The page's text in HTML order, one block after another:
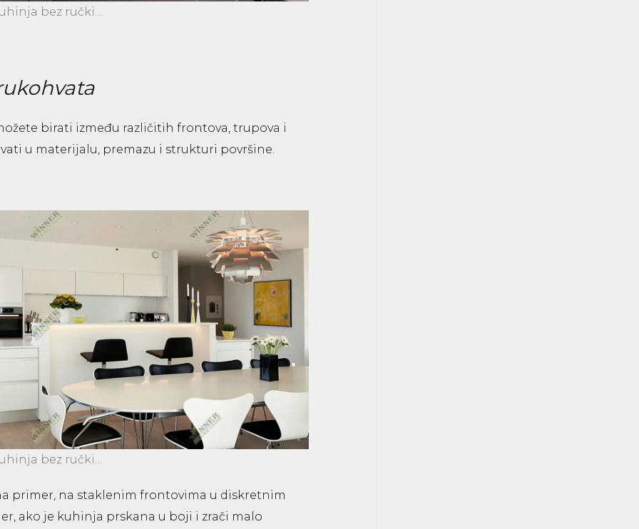
bez ručki…
birati između različitih frontova, trupova i
u materijalu, premazu i strukturi površine.
bez ručki…
primer, na staklenim frontovima u diskretnim
ako je kuhinja prskana u boji i zrači malo